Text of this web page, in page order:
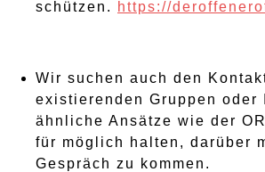
schützen.
https://
Wir suchen auch den
existierenden Gruppen
ähnliche Ansätze wie der
für möglich halten, darüber
Gespräch zu kommen.